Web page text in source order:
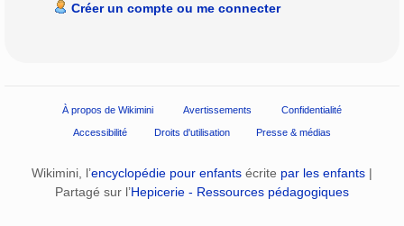
Créer un compte ou me connecter
À propos de Wikimini Avertissements Confidentialité
Accessibilité Droits d'utilisation Presse & médias
Wikimini, l’encyclopédie pour enfants écrite par les enfants |
Partagé sur l’Hepicerie - Ressources pédagogiques